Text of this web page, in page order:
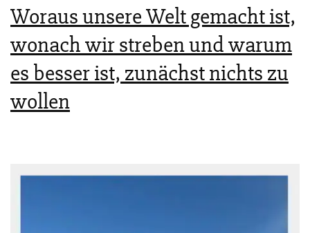
Woraus unsere Welt gemacht ist,
wonach wir streben und warum
es besser ist, zunächst nichts zu
wollen